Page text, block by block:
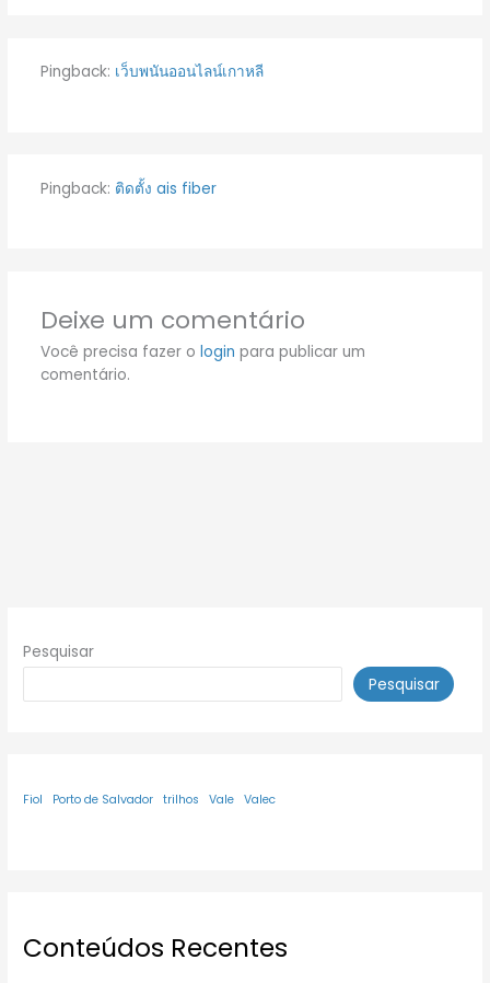
Pingback: เว็บพนันออนไลน์เกาหลี
Pingback: ติดตั้ง ais fiber
Deixe um comentário
Você precisa fazer o login para publicar um
comentário.
Pesquisar
Pesquisar
Fiol Porto de Salvador trilhos Vale Valec
Conteúdos Recentes